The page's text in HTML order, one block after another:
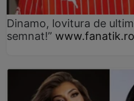
Dinamo, lovitura de
semnat!” www.fanatik.ro